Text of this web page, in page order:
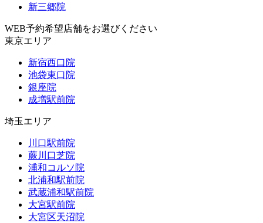
新三郷院
WEB予約希望店舗をお選びください
東京エリア
新宿西口院
池袋東口院
銀座院
成増駅前院
埼玉エリア
川口駅前院
蕨川口芝院
浦和コルソ院
北浦和駅前院
武蔵浦和駅前院
大宮駅前院
大宮区天沼院